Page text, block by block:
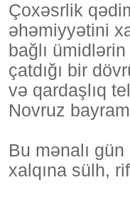
Çoxəsrlik
əhəmiyyətini
bağlı
çatdığı bir
və qardaşlıq
Novruz
Bu mənalı
xalqına sülh,